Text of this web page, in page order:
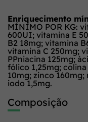
Enriquecimento
MÍNIMO POR KG:
600UI; vitamina E
B2 18mg; vitamina
vitamina C 250mg;
PPniacina 125mg;
fólico 1,25mg;
10mg; zinco
iodo 1,5mg.
Composição